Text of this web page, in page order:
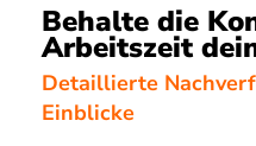
Behalte die
Arbeitszeit
Detaillierte
Einblicke